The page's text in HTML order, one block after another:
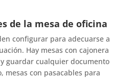
de la mesa de oficina
configurar para adecuarse a
Hay mesas con cajonera
guardar cualquier documento
mesas con pasacables para